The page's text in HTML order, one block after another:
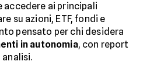
accedere ai principali
su azioni, ETF, fondi e
pensato per chi desidera
in autonomia, con report